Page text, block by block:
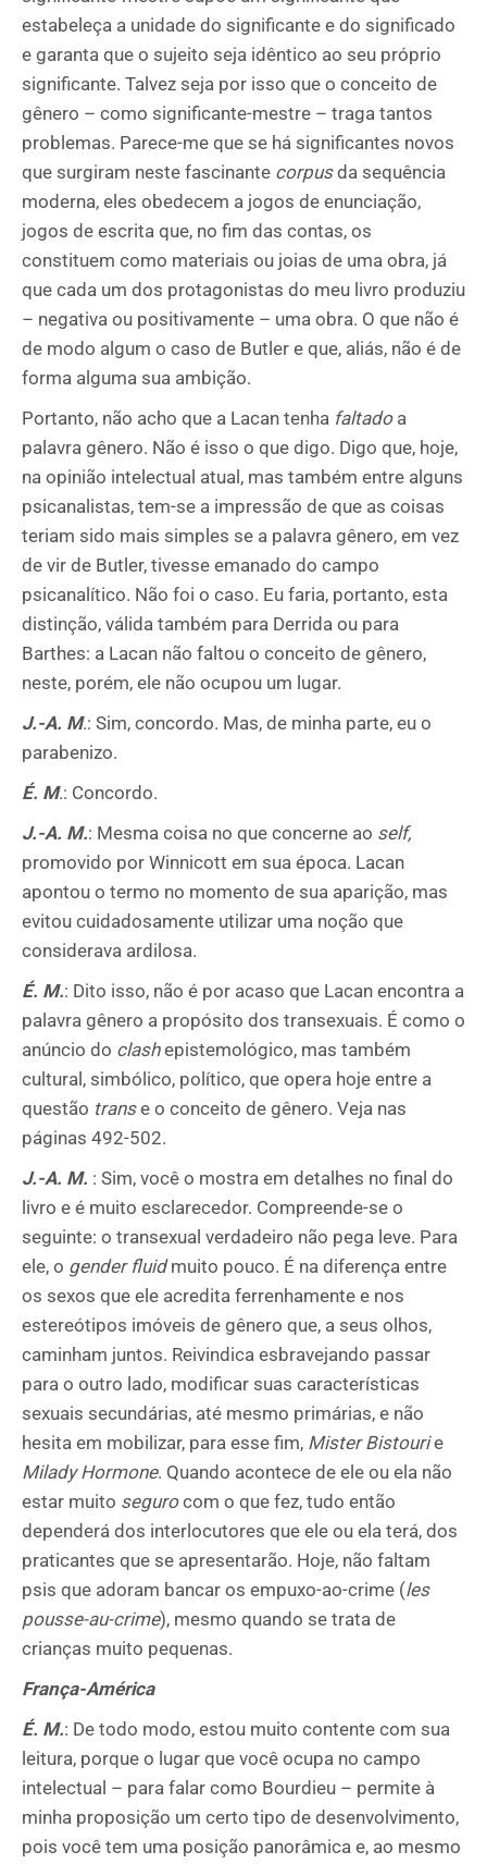
estabeleça a unidade do significante e do significado
e garanta que o sujeito seja idêntico ao seu próprio
significante. Talvez seja por isso que o conceito de
gênero – como significante-mestre – traga tantos
problemas. Parece-me que se há significantes novos
que surgiram neste fascinante corpusda sequência
moderna, eles obedecem a jogos de enunciação,
jogos de escrita que, no fim das contas, os
constituem como materiais ou joias de uma obra, já
que cada um dos protagonistas do meu livro produziu
– negativa ou positivamente – uma obra. O que não é
de modo algum o caso de Butler e que, aliás, não é de
forma alguma sua ambição.
Portanto, não acho que a Lacan tenha faltadoa
palavra gênero. Não é isso o que digo. Digo que, hoje,
na opinião intelectual atual, mas também entre alguns
psicanalistas, tem-se a impressão de que as coisas
teriam sido mais simples se a palavra gênero, em vez
de vir de Butler, tivesse emanado do campo
psicanalítico. Não foi o caso. Eu faria, portanto, esta
distinção, válida também para Derrida ou para
Barthes: a Lacan não faltou o conceito de gênero,
neste, porém, ele não ocupou um lugar.
J.-A. M.: Sim, concordo. Mas, de minha parte, eu o
parabenizo.
É. M.: Concordo.
J.-A. M.: Mesma coisa no que concerne ao self,
promovido por Winnicott em sua época. Lacan
apontou o termo no momento de sua aparição, mas
evitou cuidadosamente utilizar uma noção que
considerava ardilosa.
É. M.: Dito isso, não é por acaso que Lacan encontra a
palavra gênero a propósito dos transexuais. É como o
anúncio do clashepistemológico, mas também
cultural, simbólico, político, que opera hoje entre a
questão transe o conceito de gênero. Veja nas
páginas 492-502.
J.-A. M. : Sim, você o mostra em detalhes no final do
livro e é muito esclarecedor. Compreende-se o
seguinte: o transexual verdadeiro não pega leve. Para
ele, o gender fluidmuito pouco. É na diferença entre
os sexos que ele acredita ferrenhamente e nos
estereótipos imóveis de gênero que, a seus olhos,
caminham juntos. Reivindica esbravejando passar
para o outro lado, modificar suas características
sexuais secundárias, até mesmo primárias, e não
hesita em mobilizar, para esse fim, Mister Bistourie
Milady Hormone. Quando acontece de ele ou ela não
estar muito segurocom o que fez, tudo então
dependerá dos interlocutores que ele ou ela terá, dos
praticantes que se apresentarão. Hoje, não faltam
psis que adoram bancar os empuxo-ao-crime (les
pousse-au-crime), mesmo quando se trata de
crianças muito pequenas.
França-América
É. M.: De todo modo, estou muito contente com sua
leitura, porque o lugar que você ocupa no campo
intelectual – para falar como Bourdieu – permite à
minha proposição um certo tipo de desenvolvimento,
pois você tem uma posição panorâmica e, ao mesmo